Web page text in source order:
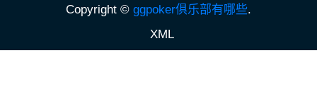
Copyright © ggpoker俱乐部有哪些.
XML